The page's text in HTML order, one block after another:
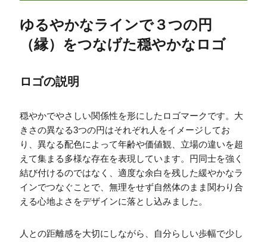
ゆるやかなラインで３つの円
（縁）をつなげた穏やかなロゴ
ロゴの説明
穏やかでやさしい関係性を形にしたロゴマークです。大
きさの異なる3つの円はそれぞれ人をイメージしてお
り、異なる配色によって年齢や価値観、立場の違いを超
えて集まる多様な存在を表現しています。円同士を強く
結び付けるのではなく、適度な余白を残した緩やかなラ
インでつなぐことで、無理をせず自然体のまま関わり合
える心地よさをデザインに落とし込みました。
人との距離感を大切にしながら、自分らしい歩幅で少し